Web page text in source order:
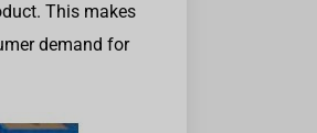
This makes
demand for